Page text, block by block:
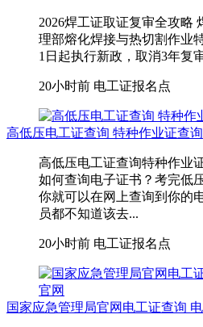
2026焊工证取证复审全攻略
理部熔化焊接与热切割作业
1日起执行新政，取消3年复
20小时前 电工证报名点
高低压电工证查询 特种作业证查询
高低压电工证查询特种作业
如何查询电子证书？考完低
你就可以在网上查询到你的
员都不知道该去...
20小时前 电工证报名点
国家应急管理局官网电工证查询